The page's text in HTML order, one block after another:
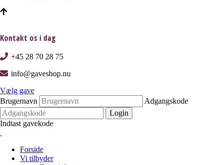
Kontakt os i dag
+45 28 70 28 75
info@gaveshop.nu
Vælg gave
Brugernavn
Adgangskode
Login
Indtast gavekode
Forside
Vi tilbyder